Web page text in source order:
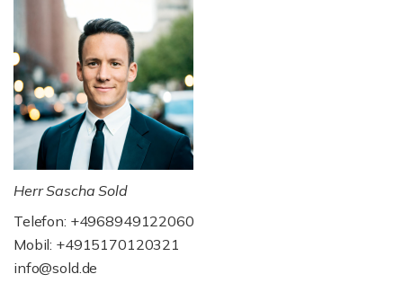
Herr Sascha Sold
Telefon: +4968949122060
Mobil: +4915170120321
info@sold.de